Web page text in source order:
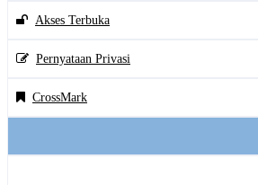
Akses Terbuka
Pernyataan Privasi
CrossMark